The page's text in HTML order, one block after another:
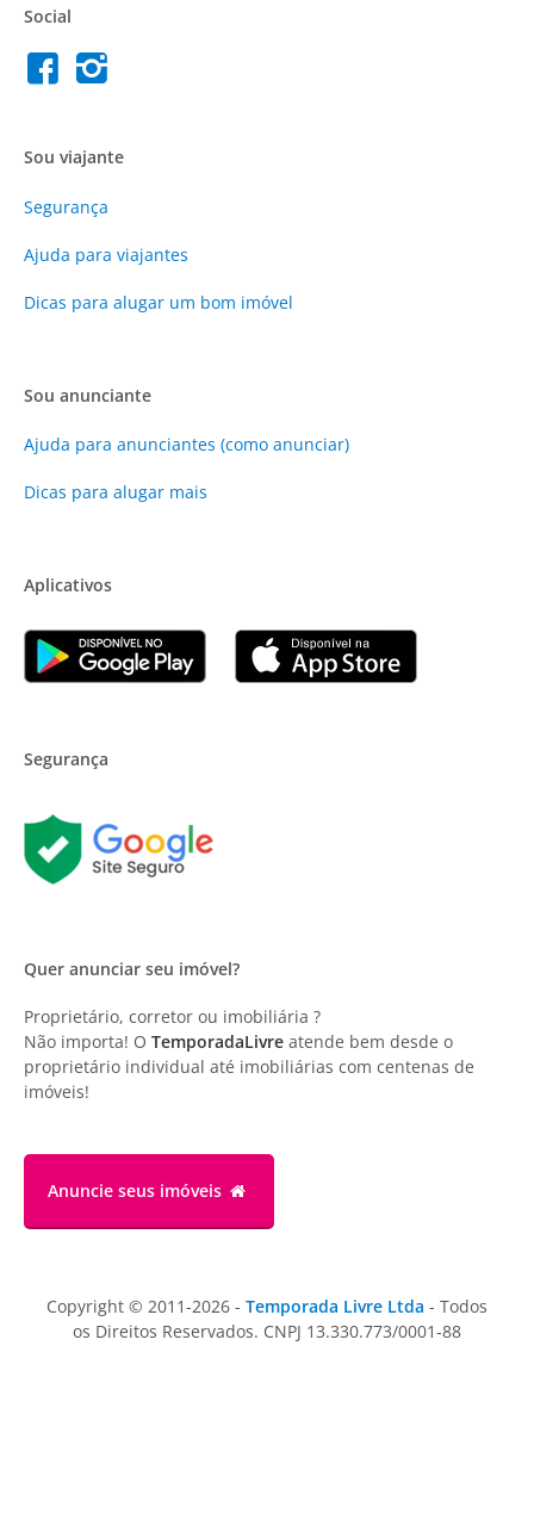
Social
Sou viajante
Segurança
Ajuda para viajantes
Dicas para alugar um bom imóvel
Sou anunciante
Ajuda para anunciantes (como anunciar)
Dicas para alugar mais
Aplicativos
Segurança
Quer anunciar seu imóvel?
Proprietário, corretor ou imobiliária ?
Não importa! O TemporadaLivre atende bem desde o
proprietário individual até imobiliárias com centenas de
imóveis!
Anuncie seus imóveis
Copyright © 2011-2026 - Temporada Livre Ltda - Todos
os Direitos Reservados. CNPJ 13.330.773/0001-88